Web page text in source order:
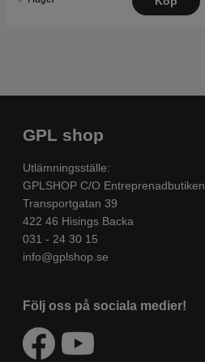
GPL shop
Utlämningsställe:
GPLSHOP C/O Entreprenadbutiken
Transportgatan 39
422 46 Hisings Backa
031 - 24 30 15
info@gplshop.se
Följ oss på sociala medier!